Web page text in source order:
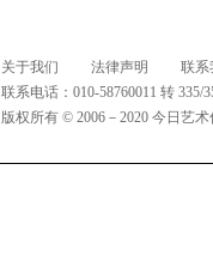
关于我们 法律声明
联系
联系电话：010-58760011 转
版权所有 © 2006－2020 今日艺